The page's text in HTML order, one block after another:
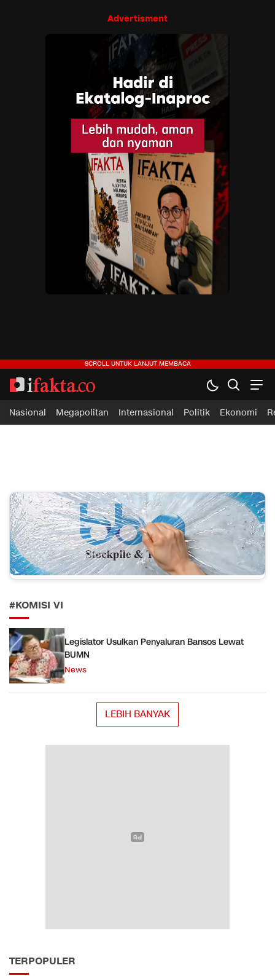
Advertisment
ifakta.co
#pastibenar
Nasional Megapolitan Internasional Politik Ekonomi
#KOMISI VI
Legislator Usulkan Penyaluran Bansos Lewat
BUMN
News
LEBIH BANYAK
TERPOPULER